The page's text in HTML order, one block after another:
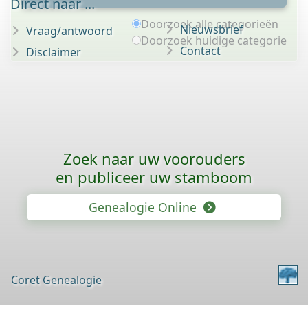
Doorzoek alle categorieën
Doorzoek huidige categorie
Direct naar ...
Vraag/antwoord
Disclaimer
Nieuwsbrief
Contact
Zoek naar uw voorouders
en publiceer uw stamboom
Genealogie Online
Coret Genealogie